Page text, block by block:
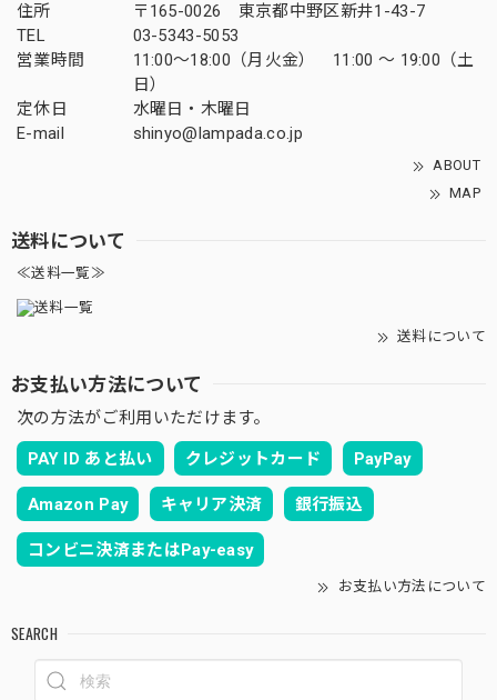
住所
〒165-0026 東京都中野区新井1-43-7
TEL
03-5343-5053
営業時間
11:00～18:00（月火金） 11:00 ～ 19:00（土
日）
定休日
水曜日・木曜日
E-mail
shinyo@lampada.co.jp
ABOUT
MAP
送料について
≪送料一覧≫
送料について
お支払い方法について
次の方法がご利用いただけます。
PAY ID あと払い クレジットカード PayPay
Amazon Pay キャリア決済 銀行振込
コンビニ決済またはPay-easy
お支払い方法について
SEARCH